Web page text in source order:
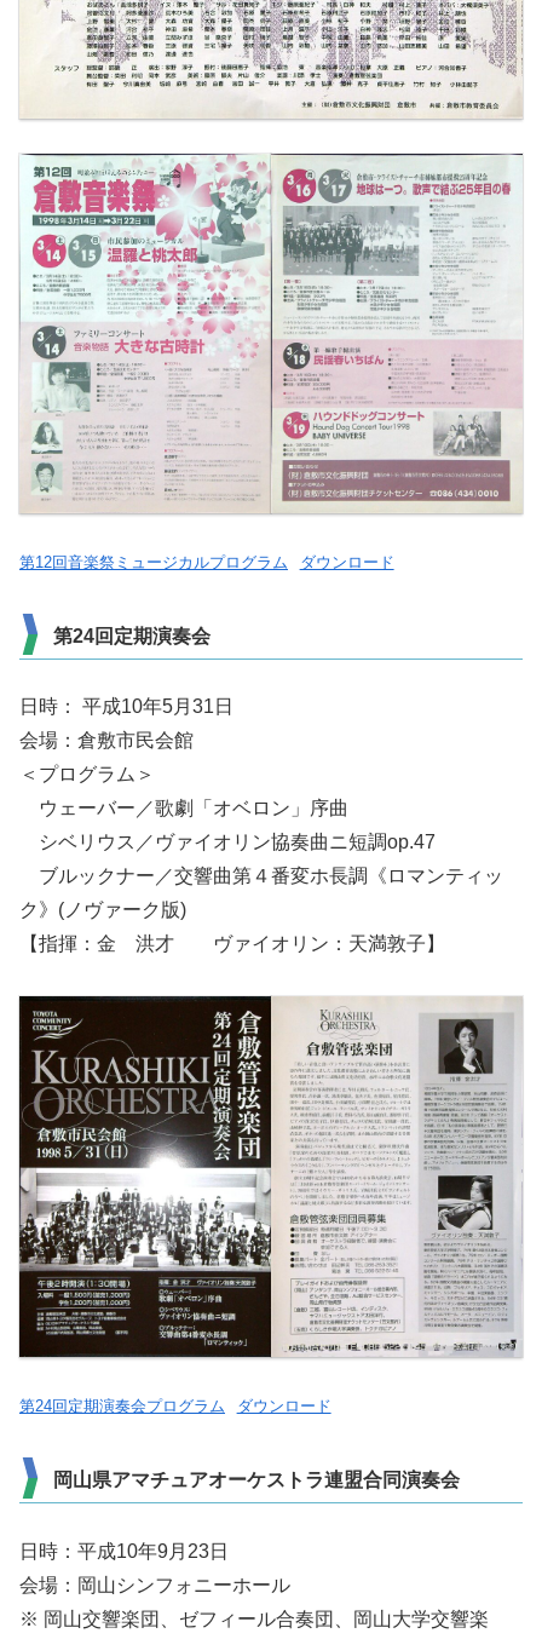
第12回音楽祭ミュージカルプログラム ダウンロード
第24回定期演奏会
日時： 平成10年5月31日
会場：倉敷市民会館
＜プログラム＞
ウェーバー／歌劇「オベロン」序曲
シベリウス／ヴァイオリン協奏曲ニ短調op.47
ブルックナー／交響曲第４番変ホ長調《ロマンティッ
ク》(ノヴァーク版)
【指揮：金 洪才 ヴァイオリン：天満敦子】
第24回定期演奏会プログラム ダウンロード
岡山県アマチュアオーケストラ連盟合同演奏会
日時：平成10年9月23日
会場：岡山シンフォニーホール
※ 岡山交響楽団、ゼフィール合奏団、岡山大学交響楽